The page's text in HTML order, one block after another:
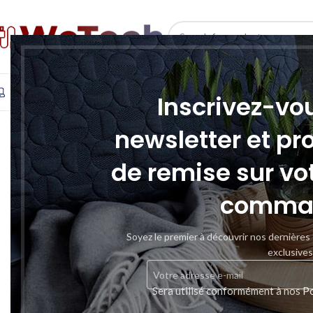
Inscrivez-
newsletter et
de remise sur
Soyez le premier à découvrir nos
exclusives
Sera utilisé conformément à nos
SELECT CATEGORY
INFORMATIQUE TÉLÉPHONIE & TABLETTE STOCKAGE